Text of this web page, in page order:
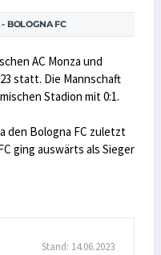
BOLOGNA FC
AC Monza und
statt. Die Mannschaft
Stadion mit 0:1.
den Bologna FC zuletzt
ging auswärts als Sieger
Stand: 14.06.2023